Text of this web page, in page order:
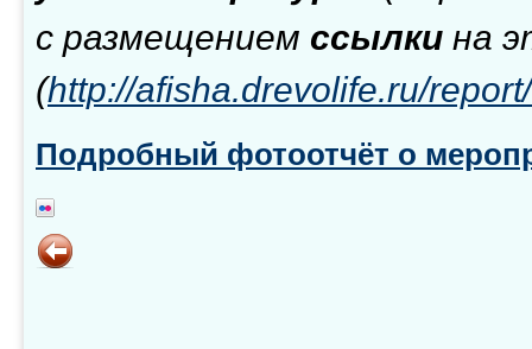
с размещением ссылки на
(http://afisha.drevolife.ru/
Подробный фотоотчёт о